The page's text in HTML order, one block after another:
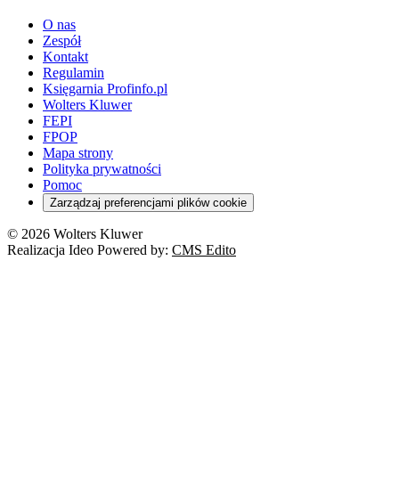
O nas
Zespół
Kontakt
Regulamin
Księgarnia Profinfo.pl
Wolters Kluwer
FEPI
FPOP
Mapa strony
Polityka prywatności
Pomoc
Zarządzaj preferencjami plików cookie
© 2026 Wolters Kluwer
Realizacja Ideo Powered by: CMS Edito